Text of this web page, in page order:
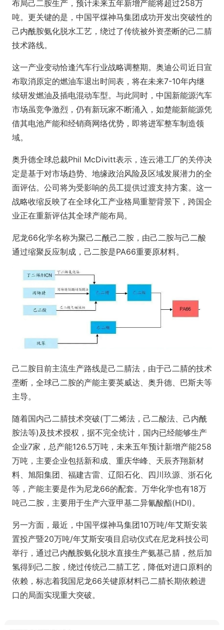
布局己二胺生产，预计未来五年新增产能将超过258万
吨。更关键的是，中国平煤神马集团成功开发出突破性的
己内酰胺氨化脱水工艺，绕过了传统被外资垄断的己二腈
技术路线。
这一产业变动恰逢汽车行业战略调整期。奥迪公司近日宣
布取消原定的燃油车退出时间表，将在未来7-10年内继
续研发燃油及插电混动车型。与此同时，中国新能源汽车
市场虽竞争激烈，仍有新玩家不断涌入，如楚能新能源凭
借其电池产能和经销商网络优势，即将进军整车制造领
域。
奥升德全球总裁Phil McDivitt表示，连云港工厂的关停决
定是基于对市场趋势、地缘政治风险及区域发展潜力的全
面评估。公司将为受影响的员工提供过渡支持方案。这一
战略收缩反映了在全球化工产业格局重塑背景下，跨国企
业正在重新评估其全球产能布局。
尼龙66化学名称为聚己二酰己二胺，由己二胺与己二酸
通过缩聚反应制成，己二胺是PA66重要原材料。
己二胺目前主流生产路线是己二腈法，由于己二腈的技术
垄断，全球己二胺的产能主要英威达、奥升德、巴斯夫等
主导。
随着国内己二腈技术突破(丁二烯法，己二酸法、己内酰
胺法等)及技术授权，据不完全统计，国内已经能够生产
企业7家，总产能126.5万吨，未来五年预计新增产能258
万吨，主要企业包括新和成、重庆华峰、天辰齐翔新材
料、旭阳集团、福建古雷、辽阳石化、四川玖源、浙石化
等，产能主要是作为尼龙66的配套。万华化学也有18万
吨己二胺，主要用于生产六亚甲基二异氰酸酯(HDI)。
另一方面，最近，中国平煤神马集团10万吨/年艾斯安装
置投产暨20万吨/年艾斯安项目启动仪式在尼龙科技公司
举行，通过己内酰胺氨化脱水直接生产氨基己腈，然后加
氢得到己二胺，绕过传统己二腈工艺，降低对进口原料的
依赖，标志着我国尼龙66关键原材料己二腈长期依赖进
口的局面实现重大突破。